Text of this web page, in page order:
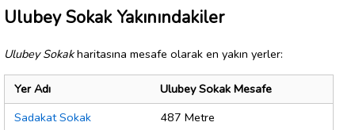
Ulubey Sokak Yakınındakiler
Ulubey Sokakharitasına mesafe olarak en yakın yerler:
Yer Adı
Ulubey Sokak Mesafe
Sadakat Sokak
487 Metre